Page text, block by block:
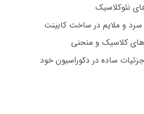
نئوکلاسیک
سرد و ملایم در ساخت کابینت
های کلاسیک و منحنی
ساده در دکوراسیون خود